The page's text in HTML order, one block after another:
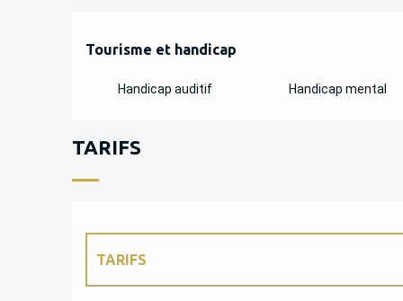
Tourisme et handicap
Tourisme et handicap
Handicap auditif Handicap mental
TARIFS
TARIFS